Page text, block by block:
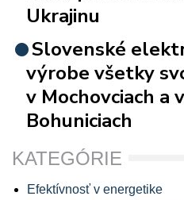
Ukrajinu
Slovenské
výrobe všetky
v Mochovciach a
Bohuniciach
KATEGÓRIE
Efektívnosť v energetike